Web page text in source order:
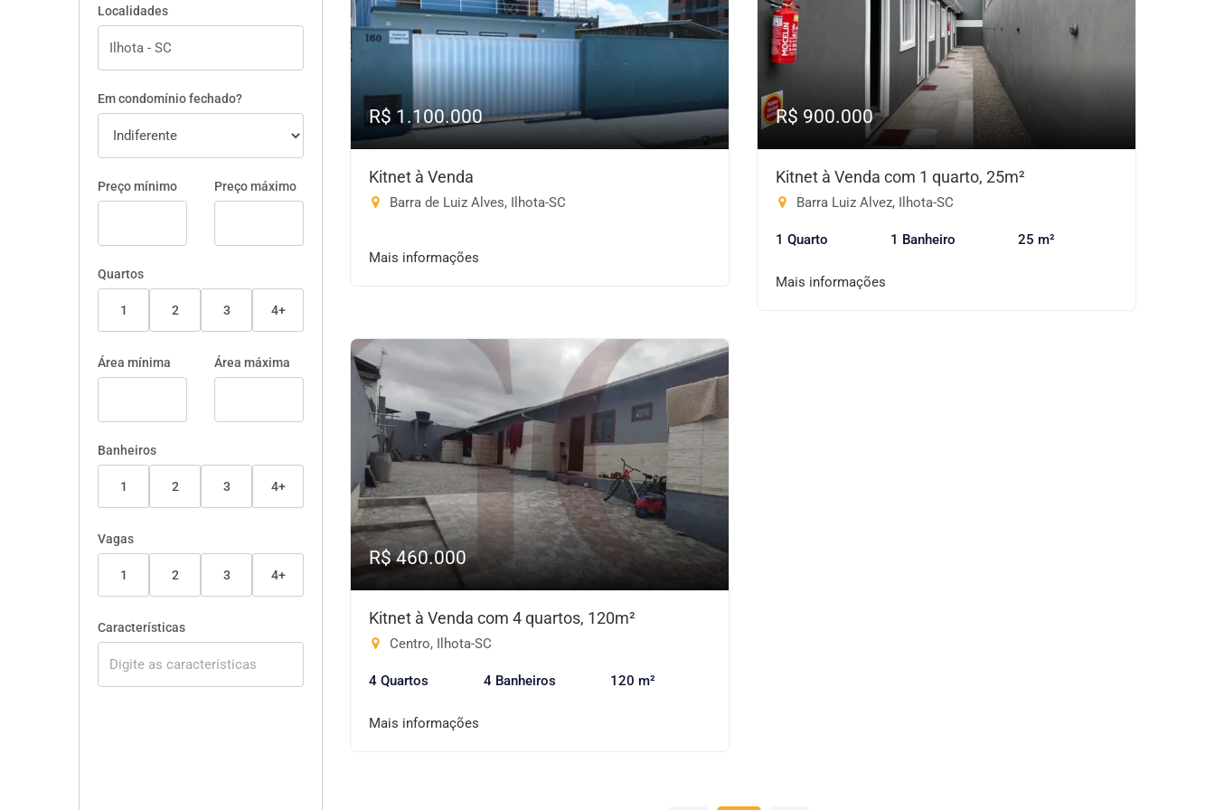
Localidades
Em condomínio fechado?
Preço mínimo Preço máximo
Quartos
1 2 3 4+
Área mínima Área máxima
Banheiros
1 2 3 4+
Vagas
1 2 3 4+
Características
R$ 1.100.000
Kitnet à Venda
Barra de Luiz Alves, Ilhota-SC
Mais informações
R$ 900.000
Kitnet à Venda com 1 quarto, 25m²
Barra Luiz Alvez, Ilhota-SC
1 Quarto 1 Banheiro 25 m²
Mais informações
R$ 460.000
Kitnet à Venda com 4 quartos, 120m²
Centro, Ilhota-SC
4 Quartos 4 Banheiros 120 m²
Mais informações